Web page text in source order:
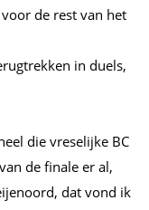
de rest van het
in duels,
die vreselijke BC
de finale er al,
dat vond ik